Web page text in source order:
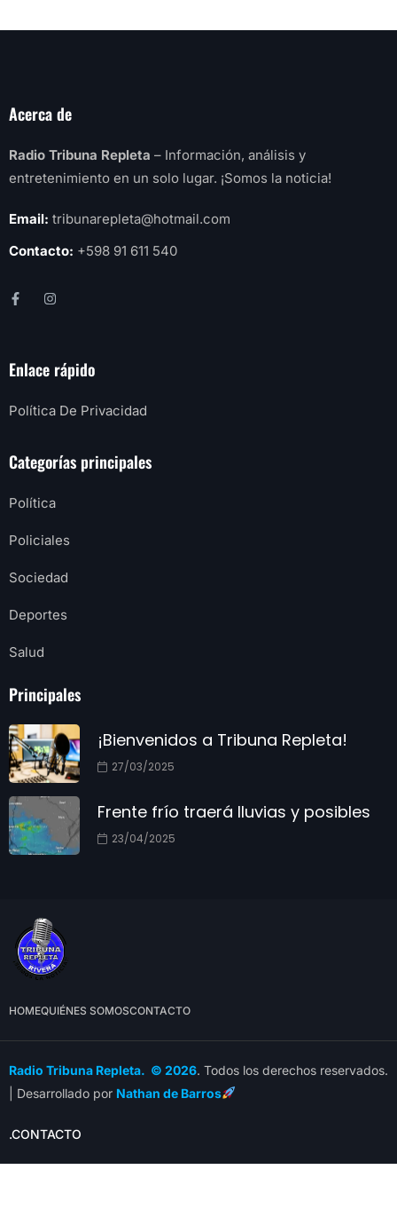
Acerca de
Radio Tribuna Repleta – Información, análisis y
entretenimiento en un solo lugar. ¡Somos la noticia!
Email: tribunarepleta@hotmail.com
Contacto: +598 91 611 540
Enlace rápido
Política De Privacidad
Categorías principales
Política
Policiales
Sociedad
Deportes
Salud
Principales
¡Bienvenidos a Tribuna Repleta!
27/03/2025
Frente frío traerá lluvias y posibles
23/04/2025
HOMEQUIÉNES SOMOSCONTACTO
Radio Tribuna Repleta. © 2026. Todos los derechos reservados.
| Desarrollado por Nathan de Barros
.CONTACTO